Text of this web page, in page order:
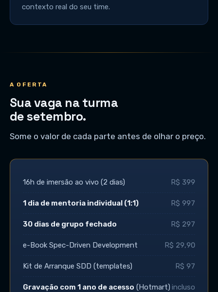
contexto real do seu time.
A OFERTA
Sua vaga na turma
de setembro.
Some o valor de cada parte antes de olhar o preço.
16h de imersão ao vivo (2 dias) R$ 399
1 dia de mentoria individual (1:1) R$ 997
30 dias de grupo fechado R$ 297
e-Book Spec-Driven Development R$ 29,90
Kit de Arranque SDD (templates) R$ 97
Gravação com 1 ano de acesso (Hotmart) incluso